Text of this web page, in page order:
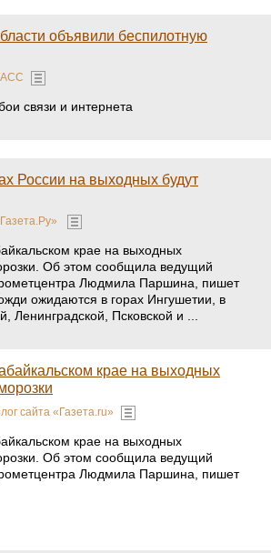
объявили беспилотную
связи и интернета
России на выходных будут
крае на выходных
Об этом сообщила ведущий
Людмила Паршина, пишет
ожидаются в горах Ингушетии, в
Ленинградской, Псковской и ...
крае на выходных
сайта «Газета.ru»
крае на выходных
Об этом сообщила ведущий
Людмила Паршина, пишет